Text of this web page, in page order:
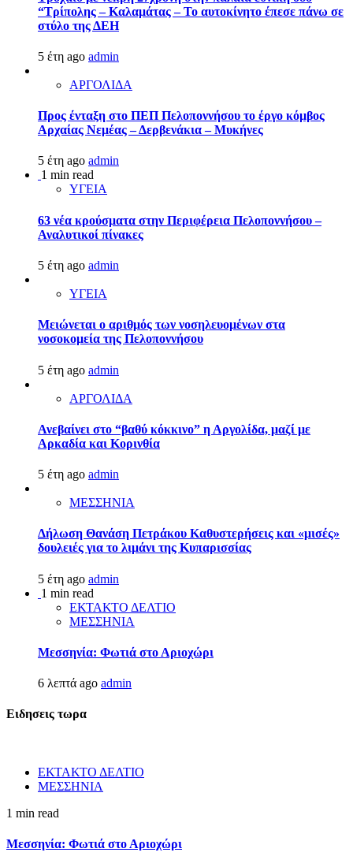
“Τρίπολης – Καλαμάτας – Το αυτοκίνητο έπεσε πάνω σε
στύλο της ΔΕΗ
5 έτη ago admin
ΑΡΓΟΛΙΔΑ
Προς ένταξη στο ΠΕΠ Πελοποννήσου το έργο κόμβος
Αρχαίας Νεμέας – Δερβενάκια – Μυκήνες
5 έτη ago admin
1 min read
ΥΓΕΙΑ
63 νέα κρούσματα στην Περιφέρεια Πελοποννήσου –
Αναλυτικοί πίνακες
5 έτη ago admin
ΥΓΕΙΑ
Μειώνεται ο αριθμός των νοσηλευομένων στα
νοσοκομεία της Πελοποννήσου
5 έτη ago admin
ΑΡΓΟΛΙΔΑ
Ανεβαίνει στο “βαθύ κόκκινο” η Αργολίδα, μαζί με
Αρκαδία και Κορινθία
5 έτη ago admin
ΜΕΣΣΗΝΙΑ
Δήλωση Θανάση Πετράκου Καθυστερήσεις και «μισές»
δουλειές για το λιμάνι της Κυπαρισσίας
5 έτη ago admin
1 min read
ΕΚΤΑΚΤΟ ΔΕΛΤΙΟ
ΜΕΣΣΗΝΙΑ
Μεσσηνία: Φωτιά στο Αριοχώρι
6 λεπτά ago admin
Ειδησεις τωρα
ΕΚΤΑΚΤΟ ΔΕΛΤΙΟ
ΜΕΣΣΗΝΙΑ
1 min read
Μεσσηνία: Φωτιά στο Αριοχώρι